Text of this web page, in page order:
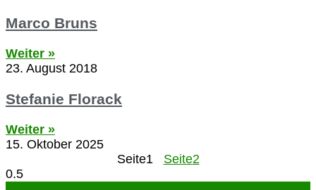
Marco Bruns
Weiter »
23. August 2018
Stefanie Florack
Weiter »
15. Oktober 2025
Seite1 Seite2